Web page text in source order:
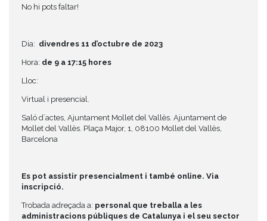
No hi pots faltar!
Dia: divendres 11 d’octubre de 2023
Hora: de 9 a 17:15 hores
Lloc:
Virtual i presencial.
Saló d´actes, Ajuntament Mollet del Vallès. Ajuntament de
Mollet del Vallès. Plaça Major, 1, 08100 Mollet del Vallès,
Barcelona
Es pot assistir presencialment i també online. Via
inscripció.
Trobada adreçada a: personal que treballa a les
administracions públiques de Catalunya i el seu sector